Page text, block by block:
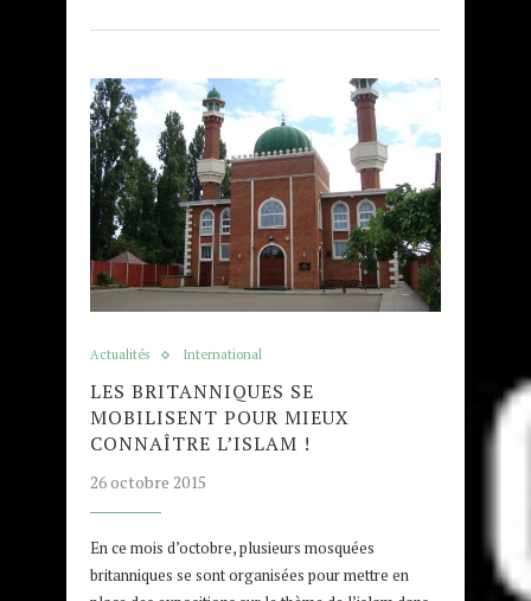
Actualités International
LES BRITANNIQUES SE
MOBILISENT POUR MIEUX
CONNAÎTRE L’ISLAM !
26 octobre 2015
En ce mois d’octobre, plusieurs mosquées
britanniques se sont organisées pour mettre en